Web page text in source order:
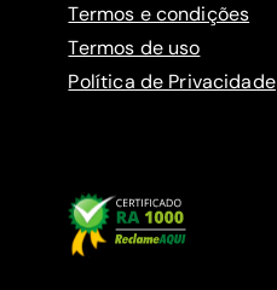
Termos e condições
Termos de uso
Política de Privacidade